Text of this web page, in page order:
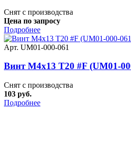
Снят с производства
Цена по запросу
Подробнее
Арт. UM01-000-061
Винт M4x13 T20 #F (UM01-
Снят с производства
103 руб.
Подробнее